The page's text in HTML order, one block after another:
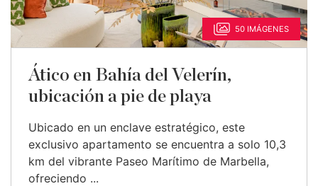
50 IMÁGENES
Ático en Bahía del Velerín,
ubicación a pie de playa
Ubicado en un enclave estratégico, este
exclusivo apartamento se encuentra a solo 10,3
km del vibrante Paseo Marítimo de Marbella,
ofreciendo ...